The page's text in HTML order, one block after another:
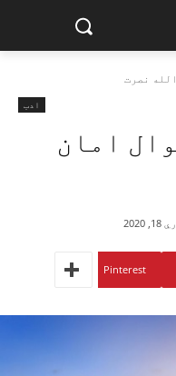
نصرت
ادب
امان
Pinterest